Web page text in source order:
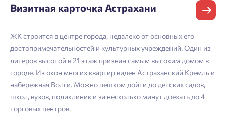
Визитная карточка Астрахани
ЖК строится в центре города, недалеко от основных его
достопримечательностей и культурных учреждений. Один из
литеров высотой в 21 этаж признан самым высоким домом в
городе. Из окон многих квартир виден Астраханский Кремль и
набережная Волги. Можно пешком дойти до детских садов,
школ, вузов, поликлиник и за несколько минут доехать до 4
торговых центров.
Телефон
Согласен на обработкуперсональных данных
Согласен получать информационную рассылку
телефона, кликнув на кнопку «Войти» ниже
и мы вышлем вам одноразовый код
подтверждения.
Войти
Екатеринбург
Владивосток
Астрахань
Подбор квартиры за 3 минуты
Начать